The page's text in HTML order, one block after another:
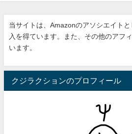
当サイトは、Amazonのアソシエイト
入を得ています。また、その他のアフ
います。
クジラクションのプロフィール